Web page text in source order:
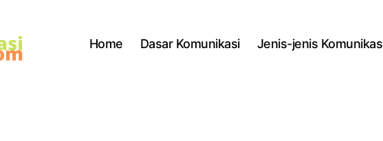
Home Dasar Komunikasi Jenis-jenis